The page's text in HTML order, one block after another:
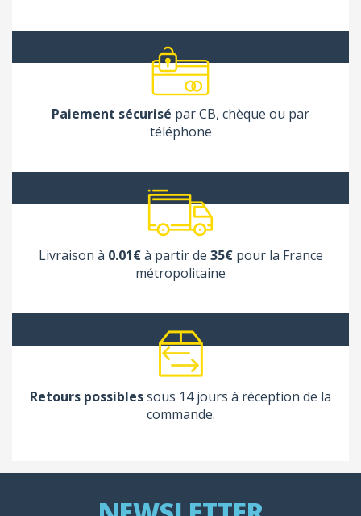
Paiement sécurisé par CB, chèque ou par
téléphone
Livraison à 0.01€à partir de 35€pour la France
métropolitaine
Retours possiblessous 14 jours à réception de la
commande.